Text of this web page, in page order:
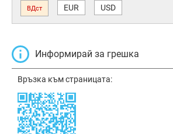
ВДст EUR USD
Информирай за грешка
Връзка към страницата: